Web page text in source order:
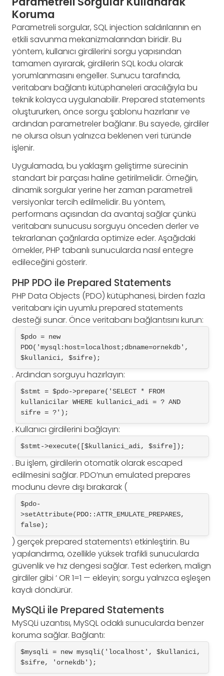
Koruma
Parametreli sorgular, SQL injection saldırılarının en
etkili savunma mekanizmalarından biridir. Bu
yöntem, kullanıcı girdilerini sorgu yapısından
tamamen ayırarak, girdilerin SQL kodu olarak
yorumlanmasını engeller. Sunucu tarafında,
veritabanı bağlantı kütüphaneleri aracılığıyla bu
teknik kolayca uygulanabilir. Prepared statements
oluştururken, önce sorgu şablonu hazırlanır ve
ardından parametreler bağlanır. Bu sayede, girdiler
ne olursa olsun yalnızca beklenen veri türünde
işlenir.
Uygulamada, bu yaklaşım geliştirme sürecinin
standart bir parçası haline getirilmelidir. Örneğin,
dinamik sorgular yerine her zaman parametreli
versiyonlar tercih edilmelidir. Bu yöntem,
performans açısından da avantaj sağlar çünkü
veritabanı sunucusu sorguyu önceden derler ve
tekrarlanan çağrılarda optimize eder. Aşağıdaki
örnekler, PHP tabanlı sunucularda nasıl entegre
edileceğini gösterir.
PHP PDO ile Prepared Statements
PHP Data Objects (PDO) kütüphanesi, birden fazla
veritabanı için uyumlu prepared statements
desteği sunar. Önce veritabanı bağlantısını kurun:
$pdo = new
PDO('mysql:host=localhost;dbname=ornekdb',
$kullanici, $sifre);
. Ardından sorguyu hazırlayın:
$stmt = $pdo->prepare('SELECT * FROM
kullanicilar WHERE kullanici_adi = ? AND
sifre = ?');
. Kullanıcı girdilerini bağlayın:
$stmt->execute([$kullanici_adi, $sifre]);
. Bu işlem, girdilerin otomatik olarak escaped
edilmesini sağlar. PDO’nun emulated prepares
modunu devre dışı bırakarak (
$pdo-
>setAttribute(PDO::ATTR_EMULATE_PREPARES,
false);
) gerçek prepared statements’ı etkinleştirin. Bu
yapılandırma, özellikle yüksek trafikli sunucularda
güvenlik ve hız dengesi sağlar. Test ederken, malign
girdiler gibi ‘ OR 1=1 — ekleyin; sorgu yalnızca eşleşen
kaydı döndürür.
MySQLi ile Prepared Statements
MySQLi uzantısı, MySQL odaklı sunucularda benzer
koruma sağlar. Bağlantı:
$mysqli = new mysqli('localhost', $kullanici,
$sifre, 'ornekdb');